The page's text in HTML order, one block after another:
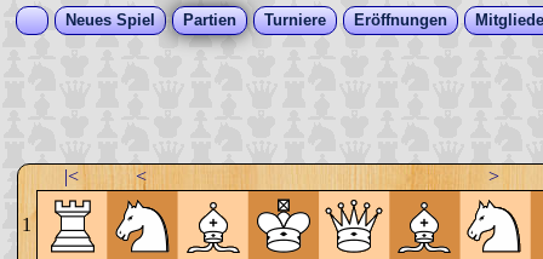
Neues Spiel Partien Turniere Eröffnungen
|< < >
1